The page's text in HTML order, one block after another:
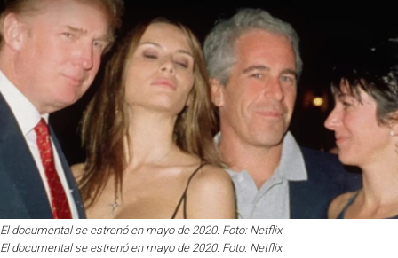
El documental se estrenó en mayo de 2020. Foto: Netflix
El documental se estrenó en mayo de 2020. Foto: Netflix